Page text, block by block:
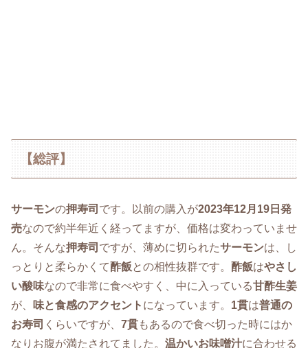
【総評】
サーモンの押寿司 です。以前の購入が2023年12月19日発
売なので約半年近く経ってますが、価格は変わっていませ
ん。そんな押寿司 ですが、薄めに切られたサーモンは、し
っとりと柔らかくて酢飯との相性抜群です。 酢飯はやさし
い酸味なので非常に食べやすく、中に入っている甘酢生姜
が、
味と食感のアクセント になっています。 1貫は普通の
お寿司 くらいですが、 7貫もあるので食べ切った時にはか
なりお腹が満たされてました。 温かいお味噌汁に合わせる